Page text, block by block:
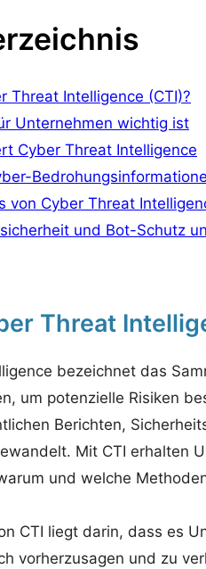
Threat Intelligence (CTI)?
Unternehmen wichtig ist
Cyber Threat Intelligence
von Cyber Threat
und Bot-Schutz
Threat
bezeichnet das
um potenzielle Risiken
Berichten,
Mit CTI erhalten
und welche
CTI liegt darin, dass es
vorherzusagen und zu